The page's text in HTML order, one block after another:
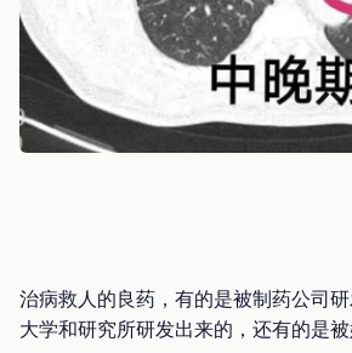
治病救人的良药，有的是被制药公司
大学和研究所研发出来的，还有的是被